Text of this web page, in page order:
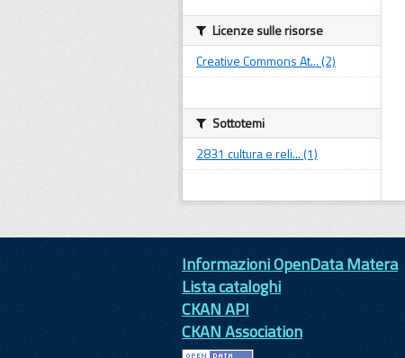
Licenze sulle risorse
Creative Commons At... (2)
Sottotemi
2831 cultura e reli... (1)
Informazioni OpenData Matera
Lista cataloghi
CKAN API
CKAN Association